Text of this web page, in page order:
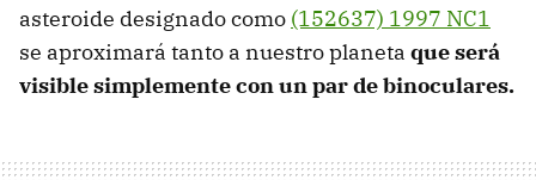
asteroide designado como (152637) 1997 NC1
se aproximará tanto a nuestro planeta que será
visible simplemente con un par de binoculares.